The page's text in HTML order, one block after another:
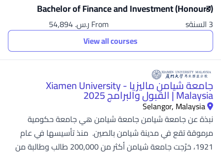
Bachelor of Finance and Investment (Honours)
3 السنةs
From ر.س.‏ 54,894
View all courses
جامعة شيامن ماليزيا - Xiamen University
Malaysia | القبول والبرامج 2025
Selangor, Malaysia
نبذة عن جامعة شيامن جامعة شيامن هي جامعة حكومية
مرموقة تقع في مدينة شيامن بالصين. منذ تأسيسها في عام
1921، خرّجت جامعة شيامن أكثر من 200,000 طالب وطالبة من